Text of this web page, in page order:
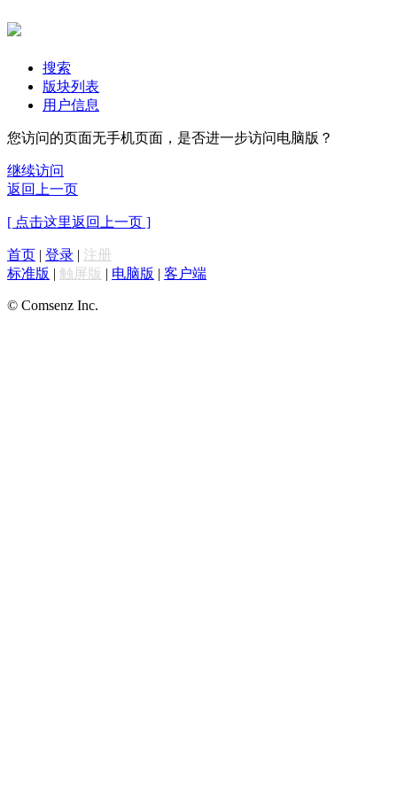
搜索
版块列表
用户信息
您访问的页面无手机页面，是否进一步访问电脑版？
继续访问
返回上一页
[ 点击这里返回上一页 ]
首页 | 登录 | 注册
标准版 | 触屏版 | 电脑版 | 客户端
© Comsenz Inc.